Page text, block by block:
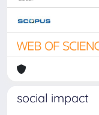
social impact